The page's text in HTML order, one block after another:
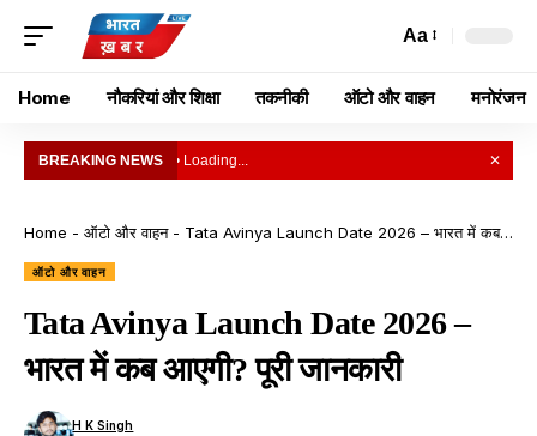
Aa
Home नौकरियां और शिक्षा तकनीकी ऑटो और वाहन मनोरंजन
BREAKING NEWS • Loading... ✕
Home - ऑटो और वाहन- Tata Avinya Launch Date 2026 – भारत में कब आएगी? पूरी जानकारी
ऑटो और वाहन
Tata Avinya Launch Date 2026 –
भारत में कब आएगी? पूरी जानकारी
H K Singh